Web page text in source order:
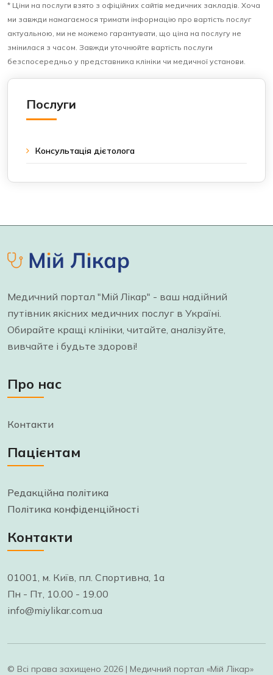
* Ціни на послуги взято з офіційних сайтів медичних закладів. Хоча
ми завжди намагаємося тримати інформацію про вартість послуг
актуальною, ми не можемо гарантувати, що ціна на послугу не
змінилася з часом. Завжди уточнюйте вартість послуги
безспосередньо у представника клініки чи медичної установи.
Послуги
Консультація дієтолога
Медичний портал "Мій Лікар" - ваш надійний
путівник якісних медичних послуг в Україні.
Обирайте кращі клініки, читайте, аналізуйте,
вивчайте і будьте здорові!
Про нас
Контакти
Пацієнтам
Редакційна політика
Політика конфіденційності
Контакти
01001, м. Київ, пл. Спортивна, 1а
Пн - Пт, 10.00 - 19.00
info@miylikar.com.ua
© Всі права захищено 2026 | Медичний портал «Мій Лікар»